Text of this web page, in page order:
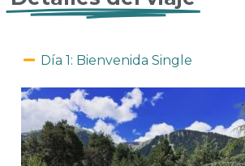
Día 1: Bienvenida Single